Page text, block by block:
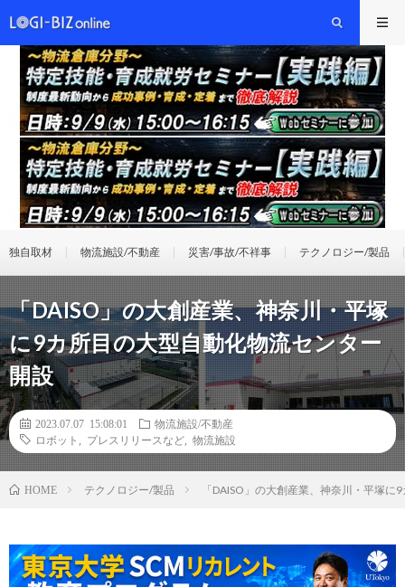
独自取材 物流施設/不動産 災害/事故/不祥事 テクノロジー/製品
「DAISO」の大創産業、神奈川・平塚
に9カ所目の大型自動化物流センター
開設
2023.07.07 15:08:01
物流施設/不動産
ロボット
プレスリリースなど 物流施設
HOME テクノロジー/製品 「DAISO」の大創産業、神奈川・平塚